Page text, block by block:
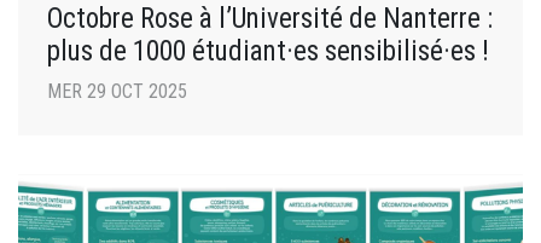
Octobre Rose à l’Université de Nanterre :
plus de 1000 étudiant·es sensibilisé·es !
MER 29 OCT 2025